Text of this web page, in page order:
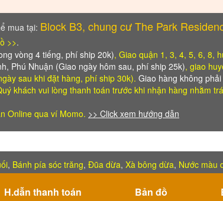
mua tại: Block B3, chung cư The Park
>>.
vòng 4 tiếng, phí ship 20k), Giao quận 1, 3, 4, 5, 6, 8,
Phú Nhuận (Giao ngày hôm sau, phí ship 25k), giao
sau khi đặt hàng, phí ship 30k). Giao hàng không
khách vui lòng thanh toán trước khi nhận hàng nhằm
Online qua ví Momo. >> Click xem hướng dẫn
, Bánh pía sóc trăng, Đũa dừa, Xà bông dừa, Nước màu
H.dẫn thanh toán Bản đồ